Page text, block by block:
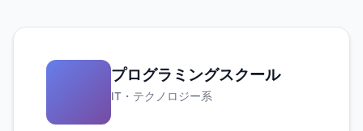
プログラミングスクール
IT・テクノロジー系